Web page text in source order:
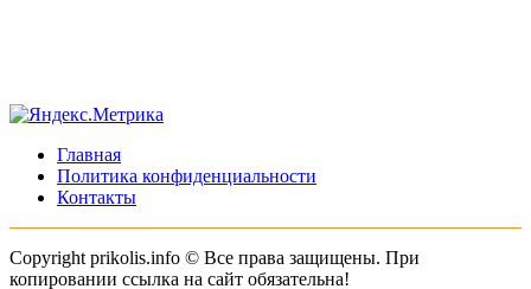
Главная
Политика конфиденциальности
Контакты
Copyright prikolis.info © Все права защищены. При
копировании ссылка на сайт обязательна!